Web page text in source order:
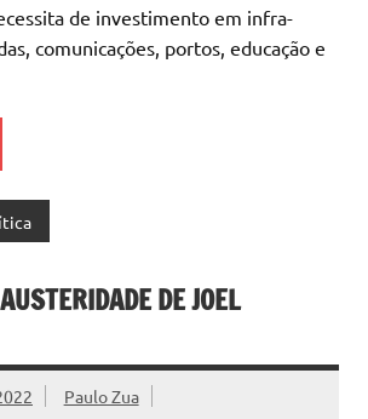
de investimento em infra-
comunicações, portos, educação e
DE JOEL
Paulo Zua